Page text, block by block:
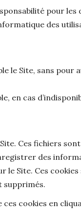
pour les
des
le Site, sans pour
en cas
Ces fichiers
des
le Site. Ces
supprimés.
ces cookies en